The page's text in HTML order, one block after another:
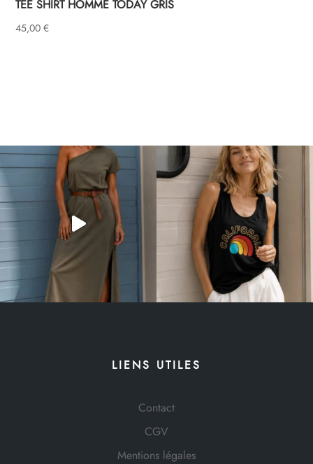
TEE SHIRT HOMME TODAY GRIS
45,00€
LIENS UTILES
Contact
CGV
Mentions légales